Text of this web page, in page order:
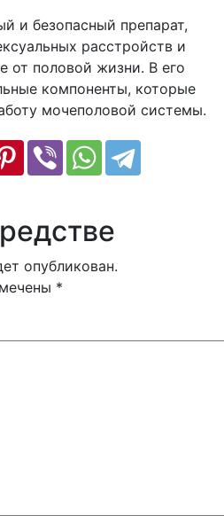
и безопасный препарат,
расстройств и
от половой жизни. В его
компоненты, которые
мочеполовой системы.
опубликован.
*